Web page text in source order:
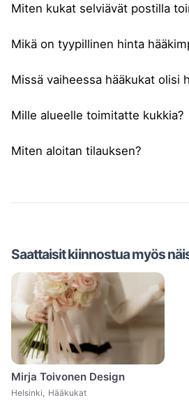
Miten kukat selviävät postilla
Mikä on tyypillinen hinta
Missä vaiheessa hääkukat olisi
Mille alueelle toimitatte kukkia?
Miten aloitan tilauksen?
Saattaisit kiinnostua myös
Mirja Toivonen Design
Helsinki Hääkukat